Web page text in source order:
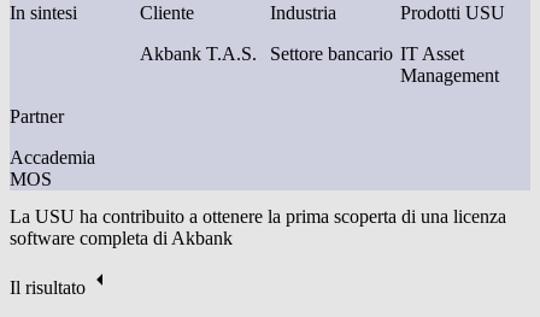
In sintesi
Cliente
Akbank T.A.S.
Industria
Settore bancario
Prodotti USU
IT Asset
Management
Partner
Accademia
MOS
La USU ha contribuito a ottenere la prima scoperta di una licenza
software completa di Akbank
Il risultato